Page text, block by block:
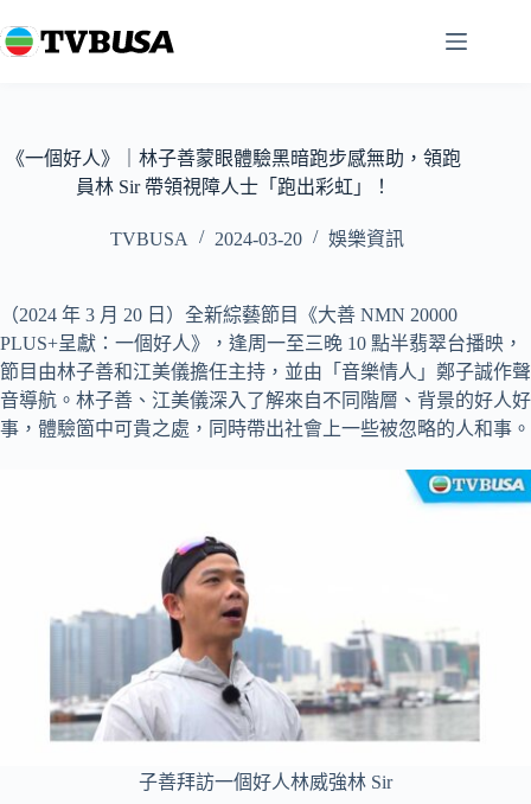
至
容《一個好人》｜林子善蒙眼體驗黑暗跑步感無助，領跑
員林 Sir 帶領視障人士「跑出彩虹」！
TVBUSA 2024-03-20 娛樂資訊
（2024 年 3 月 20 日）全新綜藝節目《大善 NMN 20000
PLUS+呈獻：一個好人》，逢周一至三晚 10 點半翡翠台播映，
節目由林子善和江美儀擔任主持，並由「音樂情人」鄭子誠作聲
音導航。林子善、江美儀深入了解來自不同階層、背景的好人好
事，體驗箇中可貴之處，同時帶出社會上一些被忽略的人和事。
子善拜訪一個好人林威強林 Sir